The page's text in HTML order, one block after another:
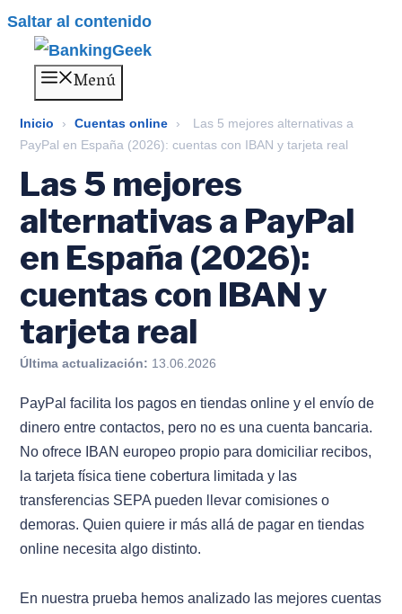
Saltar al contenido
Menú
Inicio › Cuentas online ›
Las 5 mejores alternativas a
PayPal en España (2026): cuentas con IBAN y tarjeta real
Las 5 mejores
alternativas a PayPal
en España (2026):
cuentas con IBAN y
tarjeta real
Última actualización: 13.06.2026
PayPal facilita los pagos en tiendas online y el envío de
dinero entre contactos, pero no es una cuenta bancaria.
No ofrece IBAN europeo propio para domiciliar recibos,
la tarjeta física tiene cobertura limitada y las
transferencias SEPA pueden llevar comisiones o
demoras. Quien quiere ir más allá de pagar en tiendas
online necesita algo distinto.
En nuestra prueba hemos analizado las mejores cuentas